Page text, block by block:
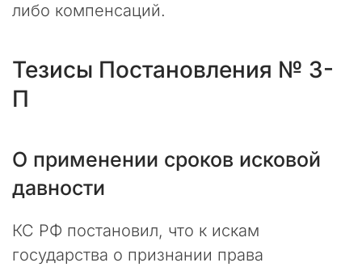
либо компенсаций.
Тезисы Постановления № 3-
П
О применении сроков исковой
давности
КС РФ постановил, что к искам
государства о признании права
о
о
м
и
и
«
р
и
р